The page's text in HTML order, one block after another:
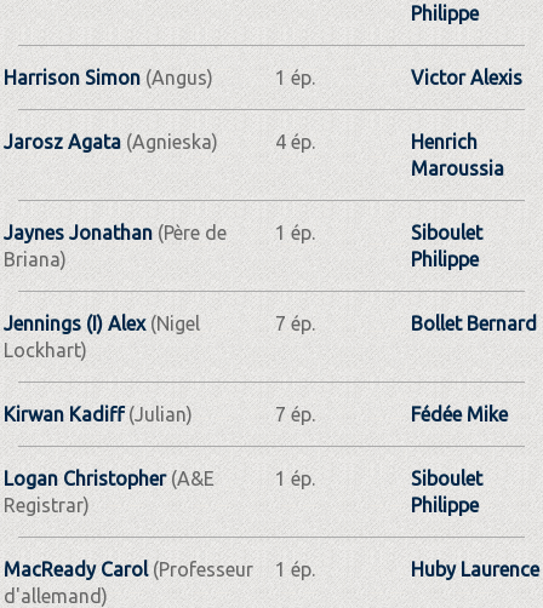
Philippe
Harrison Simon(Angus) 1 ép. Victor Alexis
Jarosz Agata(Agnieska) 4 ép.
Henrich
Maroussia
Jaynes Jonathan (Père de
Briana)
1 ép.
Siboulet
Philippe
Jennings (I) Alex(Nigel
Lockhart)
7 ép. Bollet Bernard
Kirwan Kadiff(Julian) 7 ép. Fédée Mike
Logan Christopher(A&E
Registrar)
1 ép.
Siboulet
Philippe
MacReady Carol (Professeur
d'allemand)
1 ép. Huby Laurence